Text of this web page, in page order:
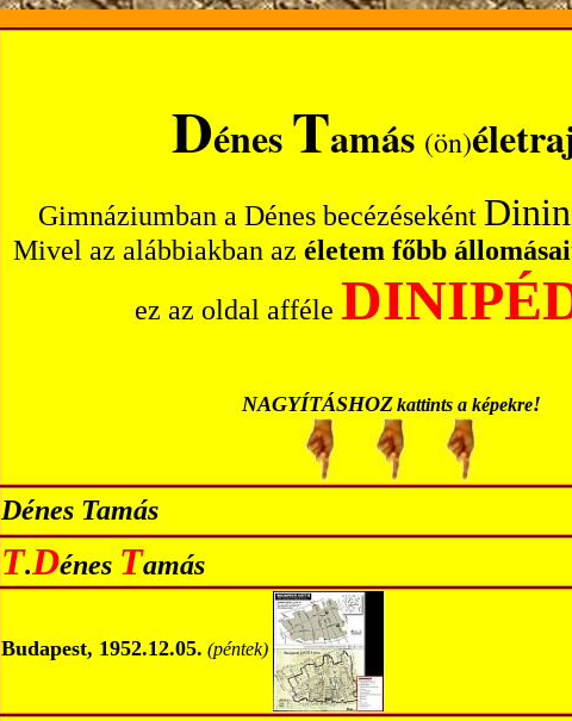
DénesTamás (ön)
Gimnáziumban a Dénes becézéseként
Mivel az alábbiakban az életem főbb
ez az oldal afféle
NAGYÍTÁSHOZkattints a képekre!
Dénes Tamás
T.Dénes Tamás
Budapest, 1952.12.05. (péntek)